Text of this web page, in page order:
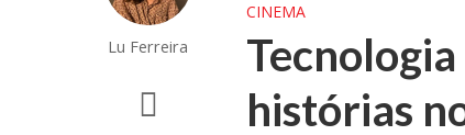
Lu Ferreira
CINEMA
histórias